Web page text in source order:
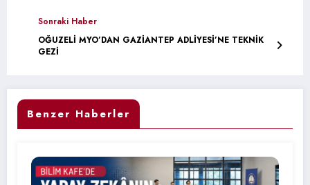
Sonraki Haber
OĞUZELİ MYO’DAN GAZİANTEP ADLİYESİ’NE TEKNİK
GEZİ
Benzer Haberler